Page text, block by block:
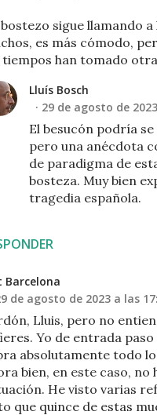
sigue llamando
es más cómodo,
tiempos han tomado
Lluís Bosch
29 de agosto de
El besucón podría
pero una anécdota
de paradigma de
bosteza. Muy bien
tragedia española.
Barcelona
de agosto de 2023 a las
Lluis, pero no
Yo de entrada
absolutamente todo
bien, en este caso, no
He visto varias
que quince de estas